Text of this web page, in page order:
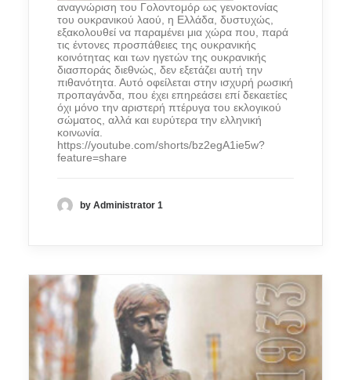
αναγνώριση του Γολοντομόρ ως γενοκτονίας
του ουκρανικού λαού, η Ελλάδα, δυστυχώς,
εξακολουθεί να παραμένει μια χώρα που, παρά
τις έντονες προσπάθειες της ουκρανικής
κοινότητας και των ηγετών της ουκρανικής
διασποράς διεθνώς, δεν εξετάζει αυτή την
πιθανότητα. Αυτό οφείλεται στην ισχυρή ρωσική
προπαγάνδα, που έχει επηρεάσει επί δεκαετίες
όχι μόνο την αριστερή πτέρυγα του εκλογικού
σώματος, αλλά και ευρύτερα την ελληνική
κοινωνία.
https://youtube.com/shorts/bz2egA1ie5w?
feature=share
by Administrator 1